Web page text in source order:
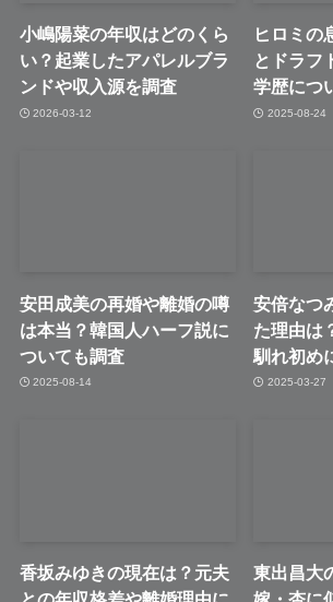
小嶋陽菜の年収はどのくら
い？起業したアパレルブラ
ンドや収入源を調査
2026-03-12
ヒロミの
とドラフ
学歴につ
2025-08-24
安田成美の再婚や離婚の噂
は本当？韓国人ハーフ説に
ついても調査
2025-08-14
安倍なつ
た理由は
馴れ初め
2025-03-27
香坂みゆきの現在は？元夫
東出昌大